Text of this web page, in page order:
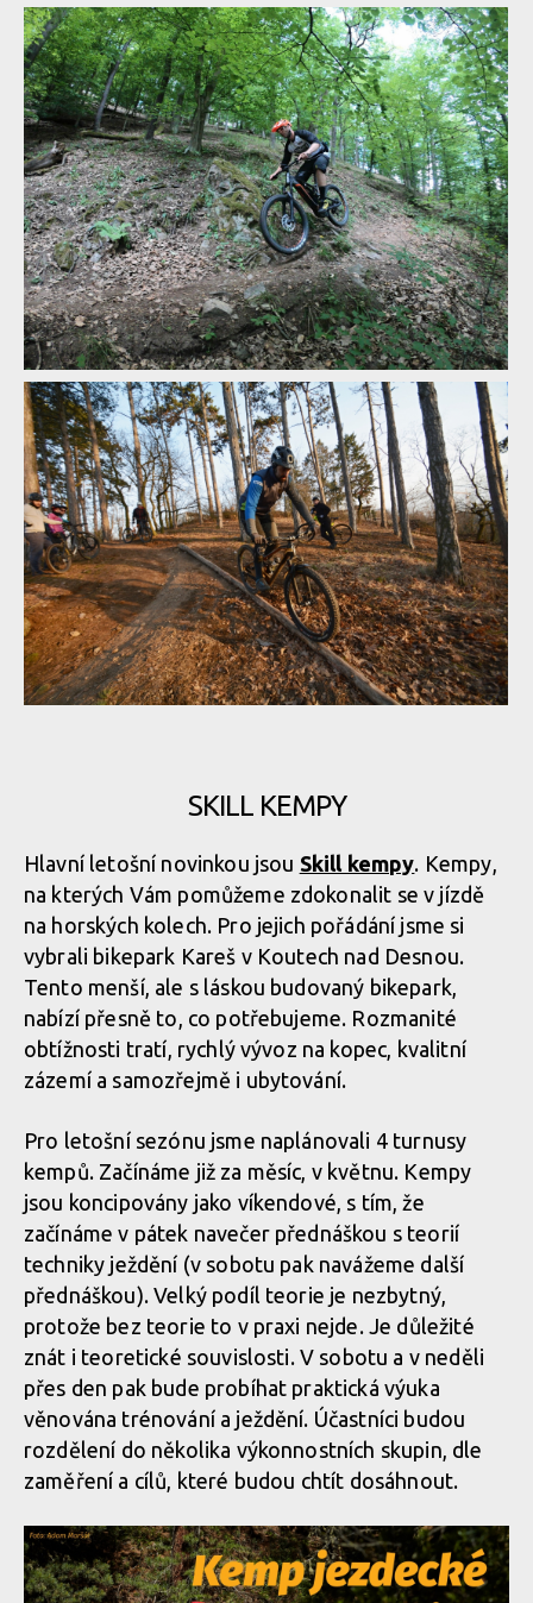
Kill the Trail vstupuje do třetí sezóny
Kill the Trail vstupuje do třetí sezóny
Kill the Trail vstupuje do třetí sezóny
SKILL KEMPY
Hlavní letošní novinkou jsou Skill kempy. Kempy,
na kterých Vám pomůžeme zdokonalit se v jízdě
na horských kolech. Pro jejich pořádání jsme si
vybrali bikepark Kareš v Koutech nad Desnou.
Tento menší, ale s láskou budovaný bikepark,
nabízí přesně to, co potřebujeme. Rozmanité
obtížnosti tratí, rychlý vývoz na kopec, kvalitní
zázemí a samozřejmě i ubytování.
Pro letošní sezónu jsme naplánovali 4 turnusy
kempů. Začínáme již za měsíc, v květnu. Kempy
jsou koncipovány jako víkendové, s tím, že
začínáme v pátek navečer přednáškou s teorií
techniky ježdění (v sobotu pak navážeme další
přednáškou). Velký podíl teorie je nezbytný,
protože bez teorie to v praxi nejde. Je důležité
znát i teoretické souvislosti. V sobotu a v neděli
přes den pak bude probíhat praktická výuka
věnována trénování a ježdění. Účastníci budou
rozdělení do několika výkonnostních skupin, dle
zaměření a cílů, které budou chtít dosáhnout.